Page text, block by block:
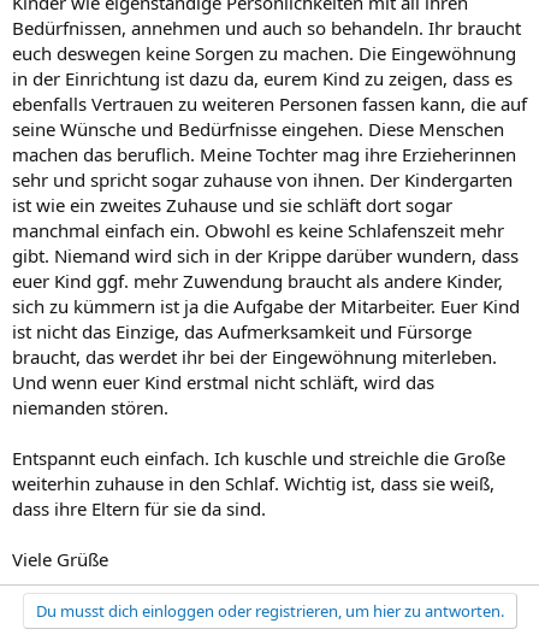
Bedürfnissen, annehmen und auch so behandeln. Ihr braucht
euch deswegen keine Sorgen zu machen. Die Eingewöhnung
in der Einrichtung ist dazu da, eurem Kind zu zeigen, dass es
ebenfalls Vertrauen zu weiteren Personen fassen kann, die auf
seine Wünsche und Bedürfnisse eingehen. Diese Menschen
machen das beruflich. Meine Tochter mag ihre Erzieherinnen
sehr und spricht sogar zuhause von ihnen. Der Kindergarten
ist wie ein zweites Zuhause und sie schläft dort sogar
manchmal einfach ein. Obwohl es keine Schlafenszeit mehr
gibt. Niemand wird sich in der Krippe darüber wundern, dass
euer Kind ggf. mehr Zuwendung braucht als andere Kinder,
sich zu kümmern ist ja die Aufgabe der Mitarbeiter. Euer Kind
ist nicht das Einzige, das Aufmerksamkeit und Fürsorge
braucht, das werdet ihr bei der Eingewöhnung miterleben.
Und wenn euer Kind erstmal nicht schläft, wird das
niemanden stören.
Entspannt euch einfach. Ich kuschle und streichle die Große
weiterhin zuhause in den Schlaf. Wichtig ist, dass sie weiß,
dass ihre Eltern für sie da sind.
Viele Grüße
Du musst dich einloggen oder registrieren, um hier zu antworten.